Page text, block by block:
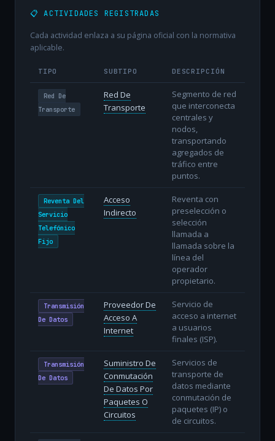
📋 ACTIVIDADES REGISTRADAS
Cada actividad enlaza a su página oficial con la normativa
aplicable.
TIPO SUBTIPO DESCRIPCIÓN
Red De
Transporte
Red De
Transporte
Segmento de red
que interconecta
centrales y
nodos,
transportando
agregados de
tráfico entre
puntos.
Reventa Del
Servicio
Telefónico
Fijo
Acceso
Indirecto
Reventa con
preselección o
selección
llamada a
llamada sobre la
línea del
operador
propietario.
Transmisión
De Datos
Proveedor De
Acceso A
Internet
Servicio de
acceso a internet
a usuarios
finales (ISP).
Transmisión
De Datos
Suministro De
Conmutación
De Datos Por
Paquetes O
Circuitos
Servicios de
transporte de
datos mediante
conmutación de
paquetes (IP) o
de circuitos.